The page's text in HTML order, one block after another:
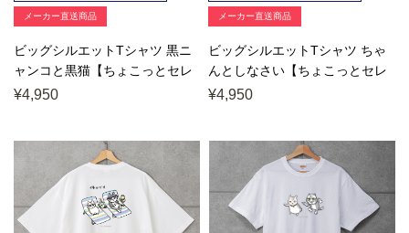
メーカー直送商品
ビッグシルエットTシャツ 黒ニ
ャンコと黒猫【ちょこっとセレ
クト】
¥4,950
メーカー直送商品
ビッグシルエットTシャツ ちゃ
んとしなさい【ちょこっとセレ
クト】
¥4,950